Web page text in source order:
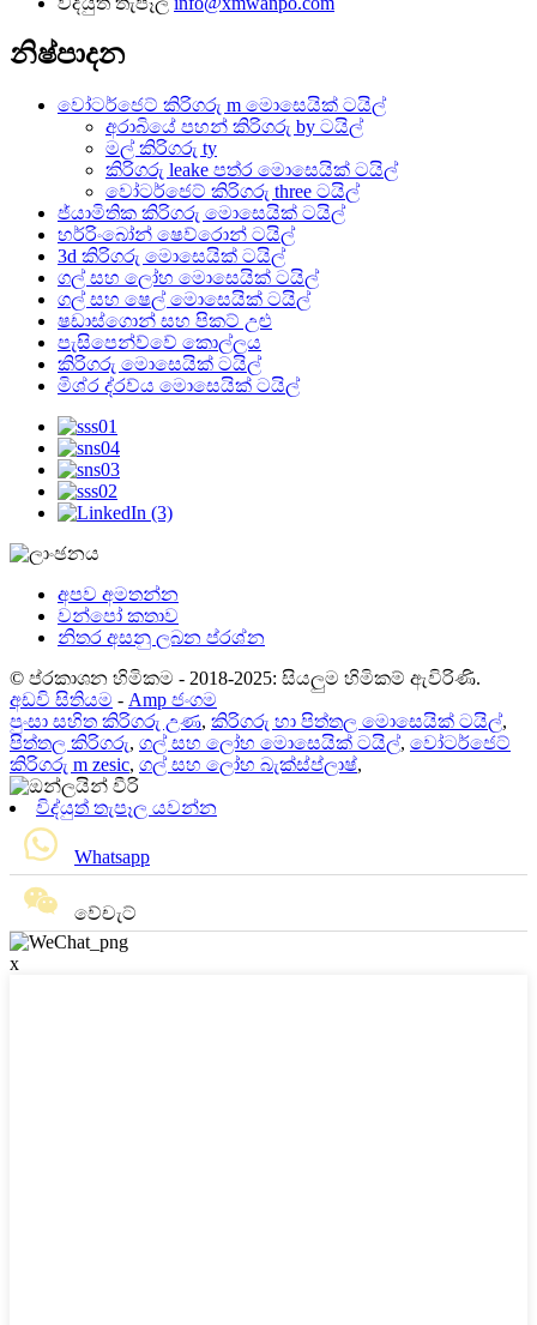
නිෂ්පාදන
වෝටර්ජෙට් කිරිගරු m ​​මොසෙයික් ටයිල්
අරාබියේ පහන් කිරිගරු by ටයිල්
මල් කිරිගරු ty
කිරිගරු leake පත්ර මොසෙයික් ටයිල්
වෝටර්ජෙට් කිරිගරු three ටයිල්
ජ්යාමිතික කිරිගරු මොසෙයික් ටයිල්
හර්රිංබෝන් ෂෙව්රොන් ටයිල්
3d කිරිගරු මොසෙයික් ටයිල්
ගල් සහ ලෝහ මොසෙයික් ටයිල්
ගල් සහ ෂෙල් මොසෙයික් ටයිල්
ෂඩාස්ගොන් සහ පිකට් උළු
පැසිපෙන්ව්වේ කොල්ලය
කිරිගරු මොසෙයික් ටයිල්
මිශ්ර ද්රව්ය මොසෙයික් ටයිල්
අපව අමතන්න
වන්පෝ කතාව
නිතර අසනු ලබන ප්රශ්න
© ප්රකාශන හිමිකම - 2018-2025: සියලුම හිමිකම් ඇවිරිණි.
අඩවි සිතියම - Amp ජංගම
පුංසා සහිත කිරිගරු උණ, කිරිගරු හා පිත්තල මොසෙයික් ටයිල්,
පිත්තල කිරිගරු, ගල් සහ ලෝහ මොසෙයික් ටයිල්, වෝටර්ජෙට්
කිරිගරු m ​​zesic, ගල් සහ ලෝහ බැක්ස්ප්ලාෂ්,
විද්යුත් තැපෑල යවන්න
Whatsapp
වේචැට්
x